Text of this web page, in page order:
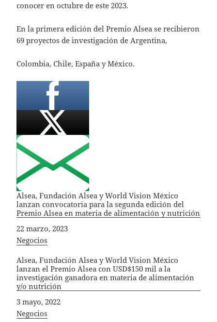
conocer en octubre de este 2023.
En la primera edición del Premio Alsea se recibieron
69 proyectos de investigación de Argentina,
Colombia, Chile, España y México.
Alsea, Fundación Alsea y World Vision México
lanzan convocatoria para la segunda edición del
Premio Alsea en materia de alimentación y nutrición
Fecha
22 marzo, 2023
In relation to
Negocios
Alsea, Fundación Alsea y World Vision México
lanzan el Premio Alsea con USD$150 mil a la
investigación ganadora en materia de alimentación
y/o nutrición
Fecha
3 mayo, 2022
In relation to
Negocios